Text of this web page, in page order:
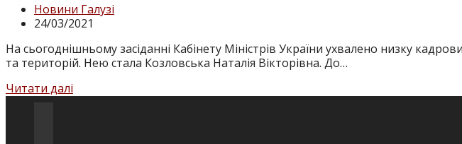
Категорія
запису:
Новини Галузі
Запис
24/03/2021
На сьогоднішньому засіданні Кабінету Міністрів України ухвалено низку
та територій. Нею стала Козловська Наталія Вікторівна. До…
Читати далі